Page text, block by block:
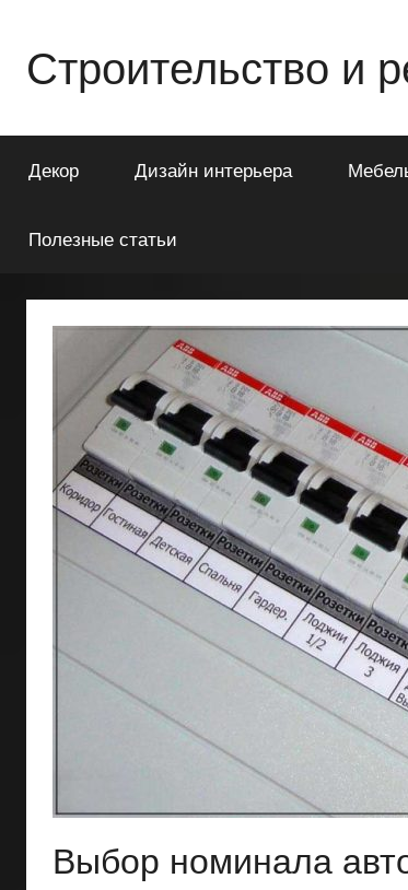
содержимому
Строительство и
о
строительстве
Декор Дизайн интерьера
Полезные статьи
Выбор номинала